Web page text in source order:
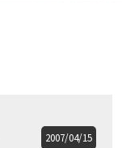
2007/04/15